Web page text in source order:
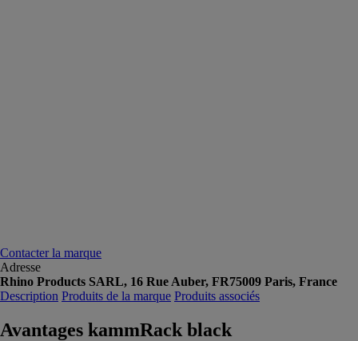
Contacter la marque
Adresse
Rhino Products SARL, 16 Rue Auber, FR75009 Paris, France
Description Produits de la marque Produits associés
Avantages kammRack black